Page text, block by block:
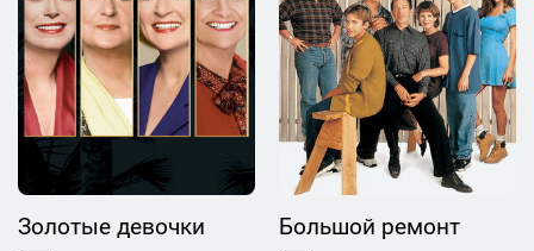
Золотые девочки Большой ремонт